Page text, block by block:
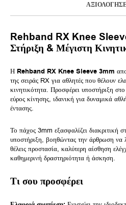
Rehband RX Knee
Στήριξη & Μέγιστη
Η Rehband RX Knee Sleeve 3mm
της σειράς RX για αθλητές που θέλουν
κινητικότητα. Προσφέρει υποστήριξη
εύρος κίνησης, ιδανική για δυναμικά
έντασης.
Το πάχος 3mm εξασφαλίζει διακριτική
υποστήριξη, βοηθώντας την άρθρωση να
θέλεις προστασία, καλύτερη αίσθηση
καθημερινή δραστηριότητα ή άσκηση.
Τι σου προσφέρει